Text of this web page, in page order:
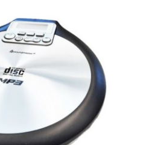
soundmaster